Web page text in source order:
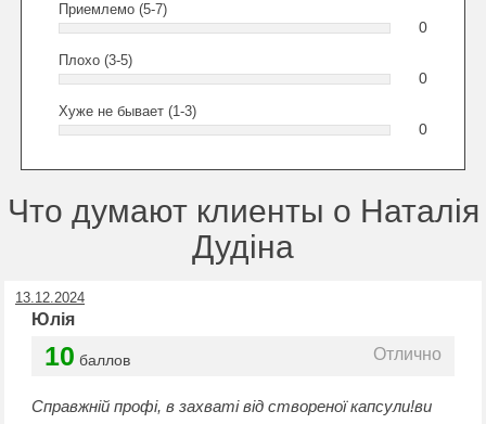
Приемлемо (5-7)
0
Плохо (3-5)
0
Хуже не бывает (1-3)
0
Что думают клиенты о Наталія
Дудіна
13.12.2024
Юлія
10 баллов Отлично
Справжній профі, в захваті від створеної капсули!ви